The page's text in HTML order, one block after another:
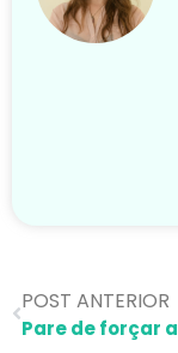
POST ANTERIOR